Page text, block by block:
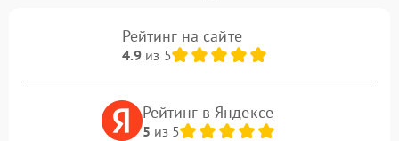
Рейтинг на сайте
4.9из 5
Рейтинг в Яндексе
5 из 5